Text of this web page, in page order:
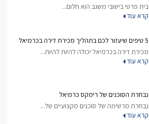
בית פרטי בישובי משגב הוא חלום...
קרא עוד
5 טיפים שיעזור לכם בתהליך מכירת דירה בכרמיאל
מכירת דירה בכרמיאל יכולה להיות להיות...
קרא עוד
נבחרת הסוכנים של רימקס כרמיאל
נבחרת מרשימה של סוכנים מקצועיים של...
קרא עוד